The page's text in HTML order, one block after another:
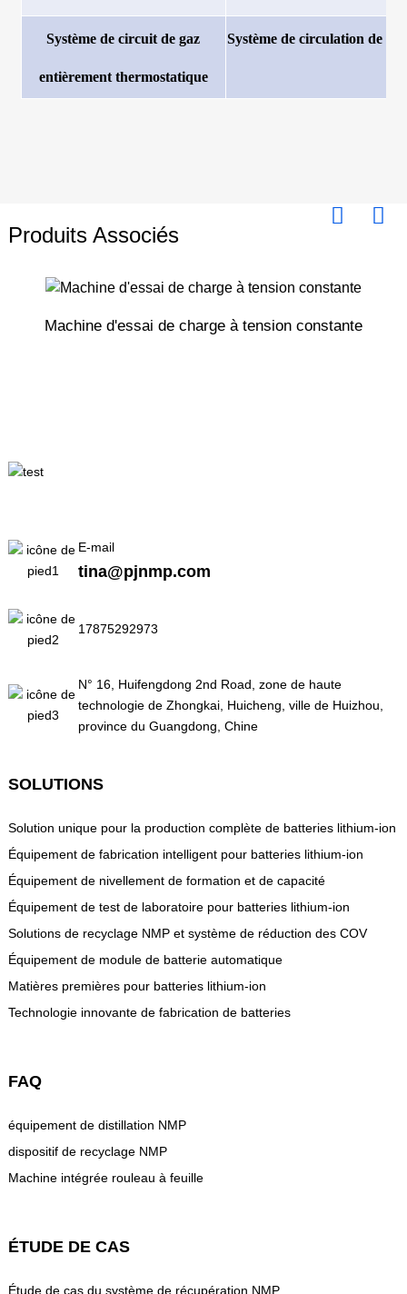
Système de circuit de gaz
entièrement thermostatique
Système de circulation de
Produits Associés
Machine d'essai de charge à tension constante
E-mail
tina@pjnmp.com
17875292973
N° 16, Huifengdong 2nd Road, zone de haute
technologie de Zhongkai, Huicheng, ville de Huizhou,
province du Guangdong, Chine
SOLUTIONS
Solution unique pour la production complète de batteries lithium-ion
Équipement de fabrication intelligent pour batteries lithium-ion
Équipement de nivellement de formation et de capacité
Équipement de test de laboratoire pour batteries lithium-ion
Solutions de recyclage NMP et système de réduction des COV
Équipement de module de batterie automatique
Matières premières pour batteries lithium-ion
Technologie innovante de fabrication de batteries
FAQ
équipement de distillation NMP
dispositif de recyclage NMP
Machine intégrée rouleau à feuille
ÉTUDE DE CAS
Étude de cas du système de récupération NMP